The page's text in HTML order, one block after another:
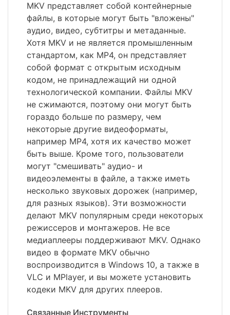
MKV представляет собой контейнерные
файлы, в которые могут быть "вложены"
аудио, видео, субтитры и метаданные.
Хотя MKV и не является промышленным
стандартом, как MP4, он представляет
собой формат с открытым исходным
кодом, не принадлежащий ни одной
технологической компании. Файлы MKV
не сжимаются, поэтому они могут быть
гораздо больше по размеру, чем
некоторые другие видеоформаты,
например MP4, хотя их качество может
быть выше. Кроме того, пользователи
могут "смешивать" аудио- и
видеоэлементы в файле, а также иметь
несколько звуковых дорожек (например,
для разных языков). Эти возможности
делают MKV популярным среди некоторых
режиссеров и монтажеров. Не все
медиаплееры поддерживают MKV. Однако
видео в формате MKV обычно
воспроизводится в Windows 10, а также в
VLC и MPlayer, и вы можете установить
кодеки MKV для других плееров.
Связанные Инструменты